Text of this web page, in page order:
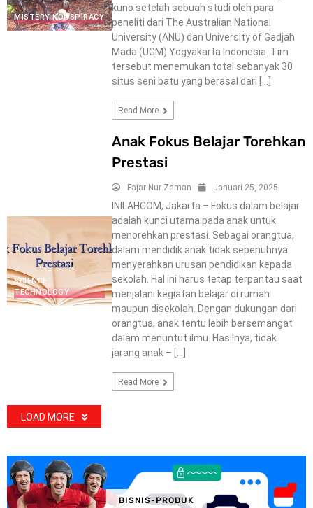
MISTERY-KONSPIRACY
kuno setelah sebuah studi oleh para
peneliti dari The Australian National
University (ANU) dan University of Gadjah
Mada (UGM) Yogyakarta Indonesia. Tim
tersebut menemukan total sebanyak 30
situs seni batu yang berasal dari […]
Read More
SCIENCE-
TECHNOLOGY
Anak Fokus Belajar Torehkan
Prestasi
Fajar Nur Zaman Januari 25, 2025
INILAHCOM, Jakarta – Fokus dalam belajar
adalah kunci utama pada anak untuk
menorehkan prestasi. Sebagai orangtua,
dalam mendidik anak tidak sepenuhnya
menyerahkan urusan pendidikan kepada
sekolah. Hal ini harus tetap terpantau saat
menjalani kegiatan belajar di rumah
maupun disekolah. Dengan dukungan dari
orangtua, anak tentu lebih bersemangat
dalam menuntut ilmu. Hasilnya, tidak
jarang anak – […]
Read More
LOAD MORE
BISNIS-PRODUK